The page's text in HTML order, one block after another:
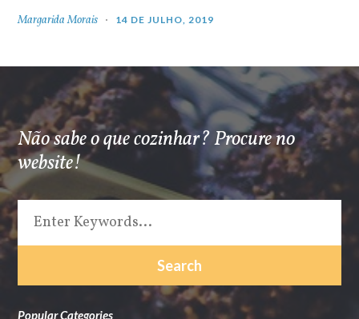
Margarida Morais 14 DE JULHO, 2019
Não sabe o que cozinhar? Procure no
website!
Popular Categories